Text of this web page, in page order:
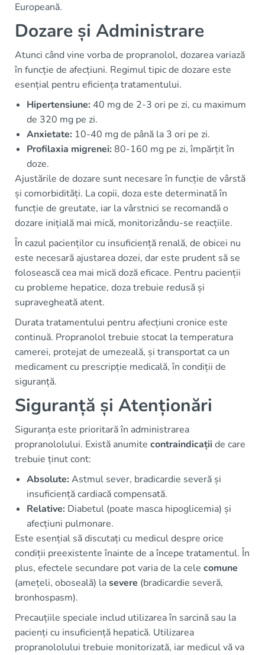
Europeană.
Dozare și Administrare
Atunci când vine vorba de propranolol, dozarea variază
în funcție de afecțiuni. Regimul tipic de dozare este
esențial pentru eficiența tratamentului.
Hipertensiune: 40 mg de 2-3 ori pe zi, cu maximum
de 320 mg pe zi.
Anxietate: 10-40 mg de până la 3 ori pe zi.
Profilaxia migrenei:80-160 mg pe zi, împărțit în
doze.
Ajustările de dozare sunt necesare în funcție de vârstă
și comorbidități. La copii, doza este determinată în
funcție de greutate, iar la vârstnici se recomandă o
dozare inițială mai mică, monitorizându-se reacțiile.
În cazul pacienților cu insuficiență renală, de obicei nu
este necesară ajustarea dozei, dar este prudent să se
folosească cea mai mică doză eficace. Pentru pacienții
cu probleme hepatice, doza trebuie redusă și
supravegheată atent.
Durata tratamentului pentru afecțiuni cronice este
continuă. Propranolol trebuie stocat la temperatura
camerei, protejat de umezeală, și transportat ca un
medicament cu prescripție medicală, în condiții de
siguranță.
Siguranță și Atenționări
Siguranța este prioritară în administrarea
propranololului. Există anumite contraindicațiide care
trebuie ținut cont:
Absolute:Astmul sever, bradicardie severă și
insuficiență cardiacă compensată.
Relative: Diabetul (poate masca hipoglicemia) și
afecțiuni pulmonare.
Este esențial să discutați cu medicul despre orice
condiții preexistente înainte de a începe tratamentul. În
plus, efectele secundare pot varia de la cele comune
(amețeli, oboseală) lasevere (bradicardie severă,
bronhospasm).
Precauțiile speciale includ utilizarea în sarcină sau la
pacienți cu insuficiență hepatică. Utilizarea
propranololului trebuie monitorizată, iar medicul vă va